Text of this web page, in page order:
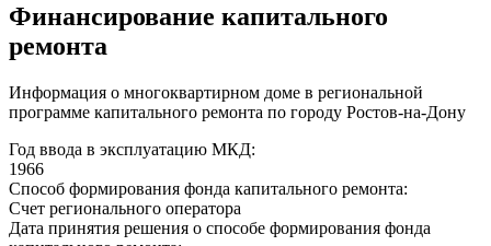
Финансирование капитального
ремонта
Информация о многоквартирном доме в региональной
программе капитального ремонта по городу Ростов-на-Дону
Год ввода в эксплуатацию МКД:
1966
Способ формирования фонда капитального ремонта:
Счет регионального оператора
Дата принятия решения о способе формирования фонда